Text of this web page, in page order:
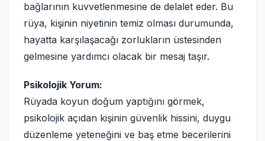
bağlarının kuvvetlenmesine de delalet eder. Bu
rüya, kişinin niyetinin temiz olması durumunda,
hayatta karşılaşacağı zorlukların üstesinden
gelmesine yardımcı olacak bir mesaj taşır.
Psikolojik Yorum:
Rüyada koyun doğum yaptığını görmek,
psikolojik açıdan kişinin güvenlik hissini, duygu
düzenleme yeteneğini ve baş etme becerilerini